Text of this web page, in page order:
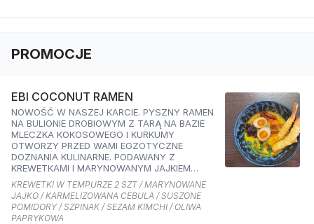
PROMOCJE
EBI COCONUT RAMEN
NOWOŚĆ W NASZEJ KARCIE. PYSZNY RAMEN
NA BULIONIE DROBIOWYM Z TARĄ NA BAZIE
MLECZKA KOKOSOWEGO I KURKUMY
OTWORZY PRZED WAMI EGZOTYCZNE
DOZNANIA KULINARNE. PODAWANY Z
KREWETKAMI I MARYNOWANYM JAJKIEM
ORAZ KARMELIZOWANĄ CEBULKĄ,
SZPINAKIEM, SUSZONYMI POMIDORAMI ORAZ
SEZAMEM O SMAKU KIMCHI I OLIWĄ
PAPRYKOWĄ
KREWETKI W TEMPURZE 2 SZT / MARYNOWANE
JAJKO / KARMELIZOWANA CEBULA / SUSZONE
POMIDORY / SZPINAK / SEZAM KIMCHI / OLIWA
PAPRYKOWA